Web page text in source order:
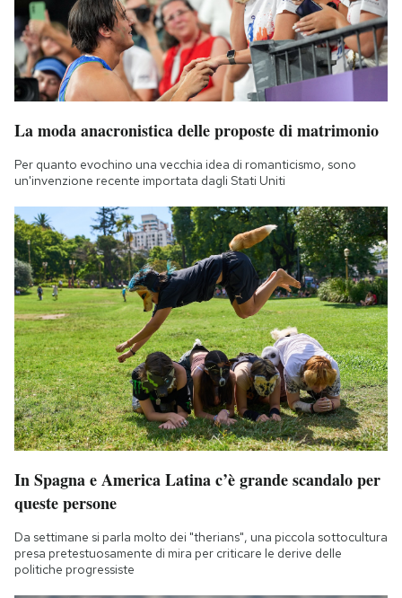
La moda anacronistica delle proposte di matrimonio
Per quanto evochino una vecchia idea di romanticismo, sono
un'invenzione recente importata dagli Stati Uniti
In Spagna e America Latina c’è grande scandalo per
queste persone
Da settimane si parla molto dei "therians", una piccola sottocultura
presa pretestuosamente di mira per criticare le derive delle
politiche progressiste